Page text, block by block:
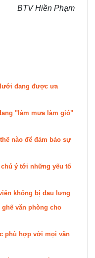
BTV Hiền Phạm
đang được ưa
"làm mưa làm gió"
nào để đảm bảo sự
ý tới những yếu tố
không bị đau lưng
văn phòng cho
phù hợp với mọi văn